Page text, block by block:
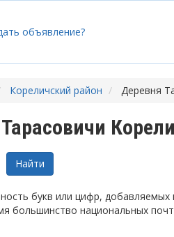
объявление?
Кореличский район Деревня
букв или цифр, добавляемых
большинство национальных